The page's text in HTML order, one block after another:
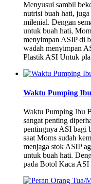
Menyusui sambil
nutrisi buah hati,
milenial. Dengan
untuk buah hati,
menyimpan ASIP di
wadah menyimpan
Plastik ASI Untuk
Waktu Pumping
Waktu Pumping Ibu
sangat penting
pentingnya ASI bagi
saat Moms sudah
menjaga stok ASIP
untuk buah hati.
pada Botol Kaca